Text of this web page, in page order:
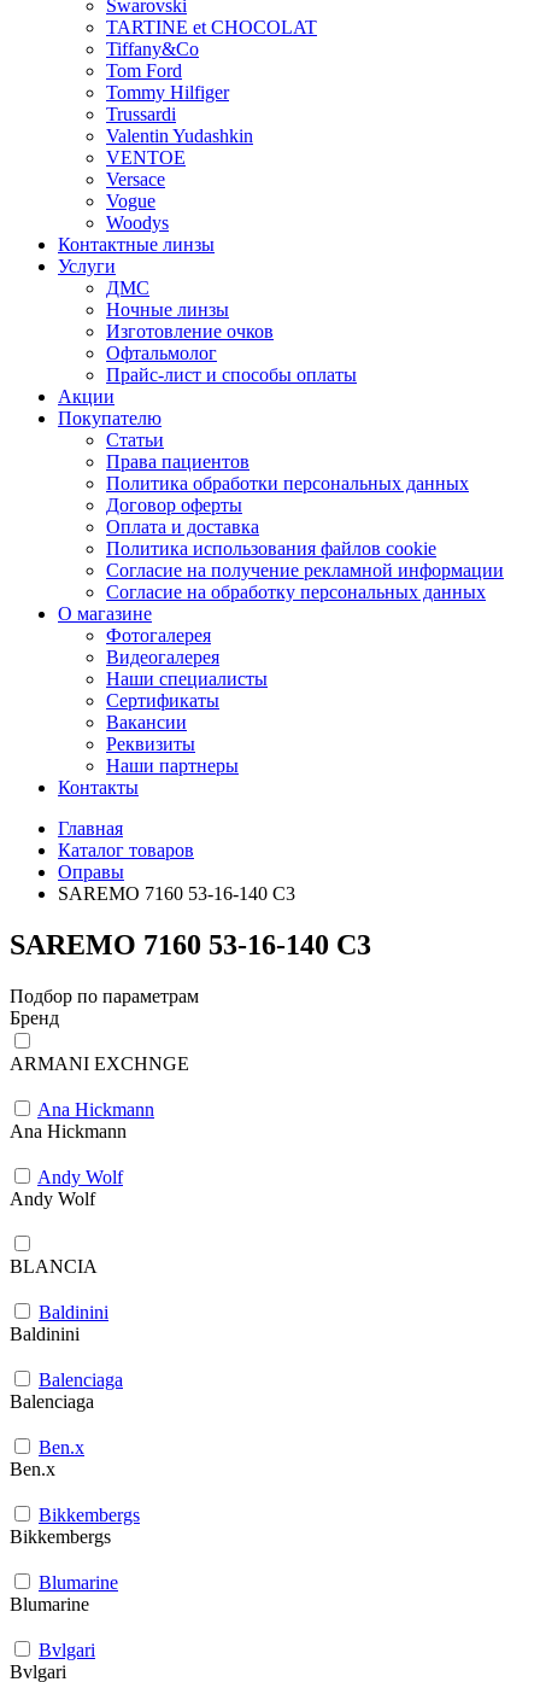
Swarovski
TARTINE et CHOCOLAT
Tiffany&Co
Tom Ford
Tommy Hilfiger
Trussardi
Valentin Yudashkin
VENTOE
Versace
Vogue
Woodys
Контактные линзы
Услуги
ДМС
Ночные линзы
Изготовление очков
Офтальмолог
Прайс-лист и способы оплаты
Акции
Покупателю
Статьи
Права пациентов
Политика обработки персональных данных
Договор оферты
Оплата и доставка
Политика использования файлов cookie
Согласие на получение рекламной информации
Согласие на обработку персональных данных
О магазине
Фотогалерея
Видеогалерея
Наши специалисты
Сертификаты
Вакансии
Реквизиты
Наши партнеры
Контакты
Главная
Каталог товаров
Оправы
SAREMO 7160 53-16-140 C3
SAREMO 7160 53-16-140 C3
Подбор по параметрам
Бренд
ARMANI EXCHNGE
Ana Hickmann
Ana Hickmann
Andy Wolf
Andy Wolf
BLANCIA
Baldinini
Baldinini
Balenciaga
Balenciaga
Ben.x
Ben.x
Bikkembergs
Bikkembergs
Blumarine
Blumarine
Bvlgari
Bvlgari